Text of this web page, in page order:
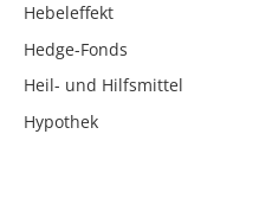
Hebeleffekt
Hedge-Fonds
Heil- und Hilfsmittel
Hypothek